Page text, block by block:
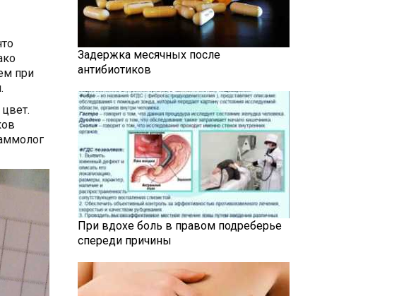
при
Задержка месячных после
антибиотиков
При вдохе боль в правом подреберье
спереди причины